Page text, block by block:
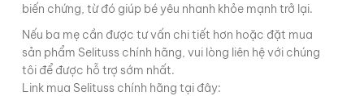
biến chứng, từ đó giúp bé yêu nhanh khỏe mạnh trở lại.
Nếu ba mẹ cần được tư vấn chi tiết hơn hoặc đặt mua
sản phẩm Selituss chính hãng, vui lòng liên hệ với chúng
tôi để được hỗ trợ sớm nhất.
Link mua Selituss chính hãng tại đây: